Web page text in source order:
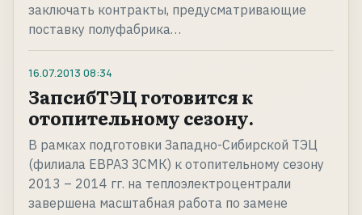
заключать контракты, предусматривающие
поставку полуфабрика…
16.07.2013 08:34
ЗапсибТЭЦ готовится к
отопительному сезону.
В рамках подготовки Западно-Сибирской ТЭЦ
(филиала ЕВРАЗ ЗСМК) к отопительному сезону
2013 – 2014 гг. на теплоэлектроцентрали
завершена масштабная работа по замене